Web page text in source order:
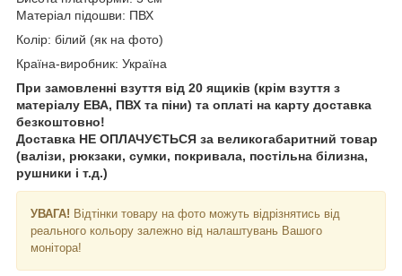
Матеріал підошви: ПВХ
Колір: білий (як на фото)
Країна-виробник: Україна
При замовленні взуття від 20 ящиків (крім взуття з
матеріалу ЕВА, ПВХ та піни) та оплаті на карту доставка
безкоштовно!
Доставка НЕ ​​ОПЛАЧУЄТЬСЯ за великогабаритний товар
(валізи, рюкзаки, сумки, покривала, постільна білизна,
рушники і т.д.)
УВАГА! Відтінки товару на фото можуть відрізнятись від
реального кольору залежно від налаштувань Вашого
монітора!